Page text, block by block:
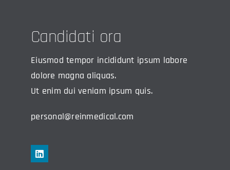
Candidati ora
Eiusmod tempor incididunt ipsum labore
dolore magna aliquas.
Ut enim dui veniam ipsum quis.
personal@reinmedical.com